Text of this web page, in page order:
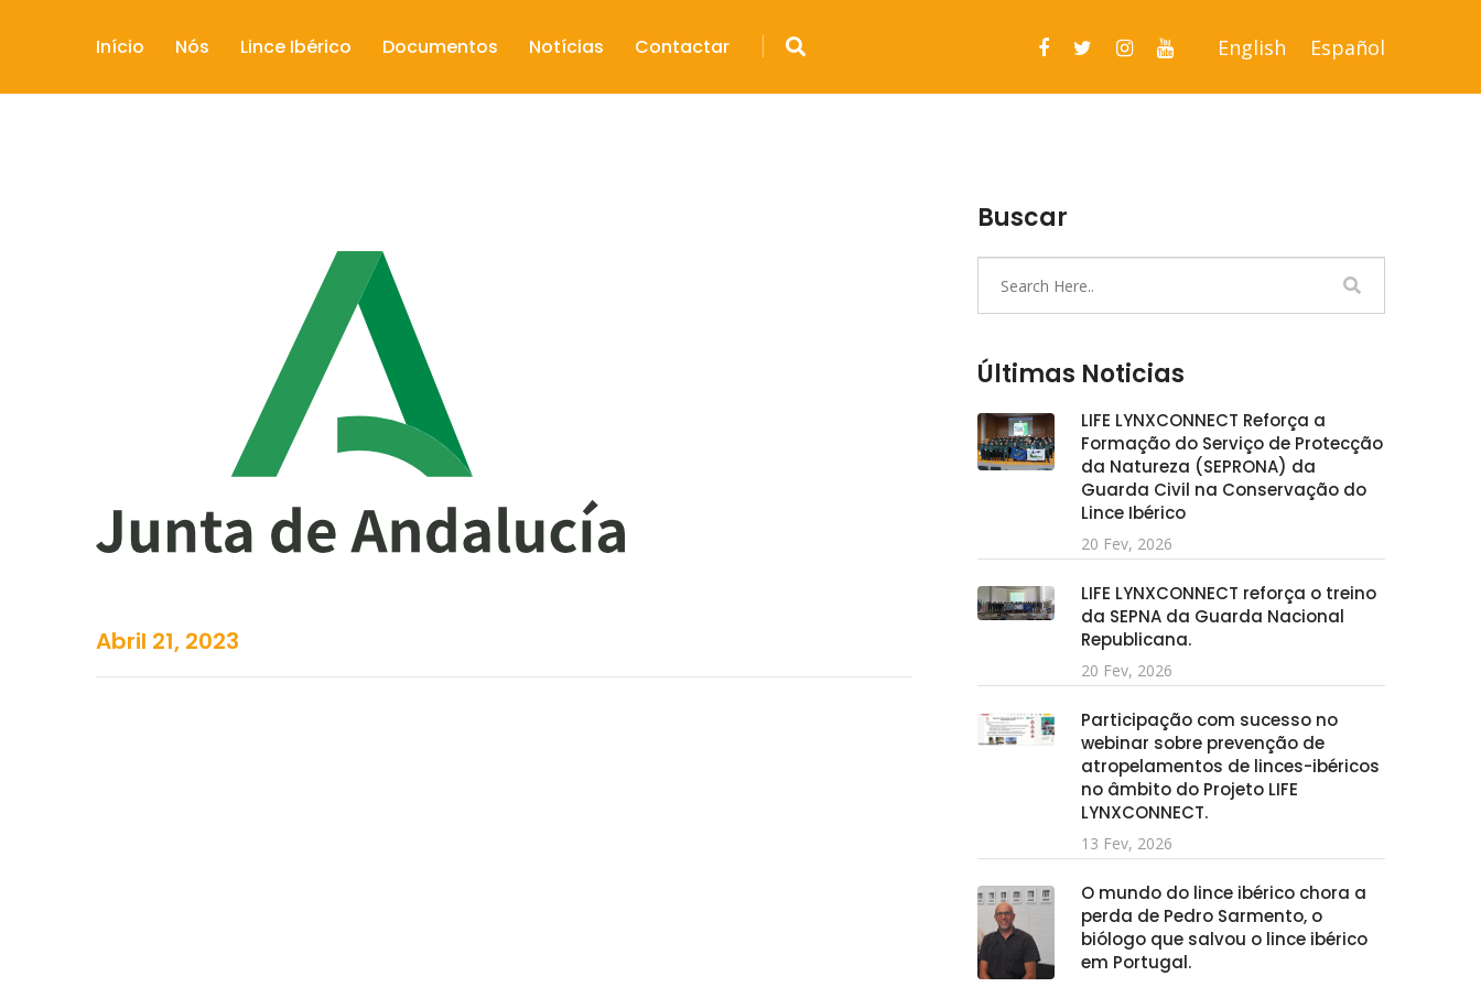
Início Nós Lince Ibérico Documentos Notícias Contactar English Español
Abril 21, 2023
Buscar
Últimas Noticias
LIFE LYNXCONNECT Reforça a
Formação do Serviço de Protecção
da Natureza (SEPRONA) da
Guarda Civil na Conservação do
Lince Ibérico
20 Fev, 2026
LIFE LYNXCONNECT reforça o treino
da SEPNA da Guarda Nacional
Republicana.
20 Fev, 2026
Participação com sucesso no
webinar sobre prevenção de
atropelamentos de linces-ibéricos
no âmbito do Projeto LIFE
LYNXCONNECT.
13 Fev, 2026
O mundo do lince ibérico chora a
perda de Pedro Sarmento, o
biólogo que salvou o lince ibérico
em Portugal.